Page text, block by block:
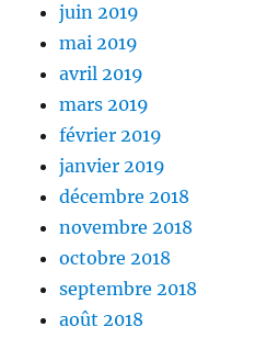
juin 2019
mai 2019
avril 2019
mars 2019
février 2019
janvier 2019
décembre 2018
novembre 2018
octobre 2018
septembre 2018
août 2018